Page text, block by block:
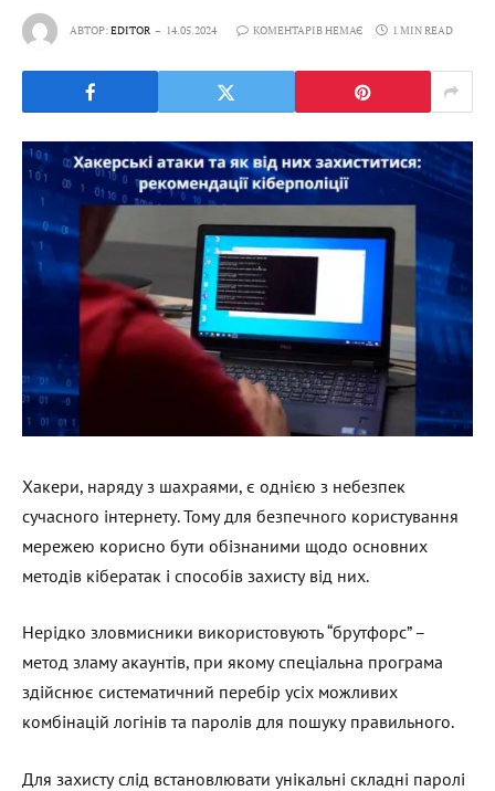
АВТОР:EDITOR 14.05.2024 КОМЕНТАРІВ НЕМАЄ 1 MIN READ
Хакери, наряду з шахраями, є однією з небезпек
сучасного інтернету. Тому для безпечного користування
мережею корисно бути обізнаними щодо основних
методів кібератак і способів захисту від них.
Нерідко зловмисники використовують “брутфорс” –
метод зламу акаунтів, при якому спеціальна програма
здійснює систематичний перебір усіх можливих
комбінацій логінів та паролів для пошуку правильного.
Для захисту слід встановлювати унікальні складні паролі